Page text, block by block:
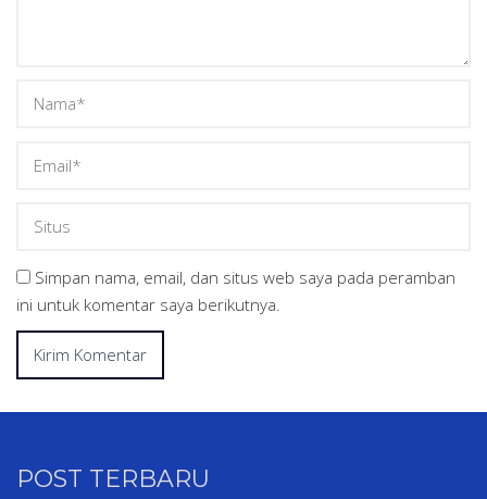
Simpan nama, email, dan situs web saya pada peramban
ini untuk komentar saya berikutnya.
POST TERBARU